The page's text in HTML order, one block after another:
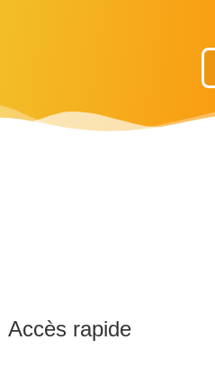
Accès rapide